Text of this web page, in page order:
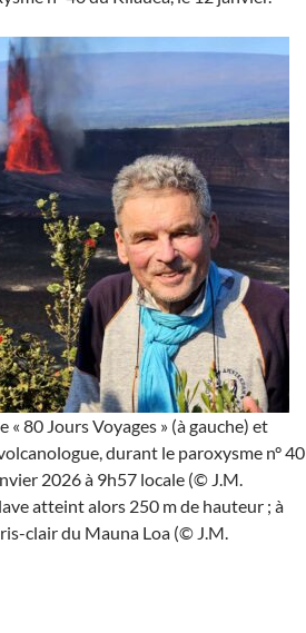
80 Jours Voyages » (à gauche) et
durant le paroxysme n° 40
2026 à 9h57 locale (© J.M.
atteint alors 250 m de hauteur ; à
clair du Mauna Loa (© J.M.
vous réussi à Hawaii